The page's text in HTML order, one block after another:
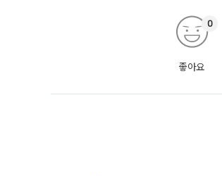
좋아요
0